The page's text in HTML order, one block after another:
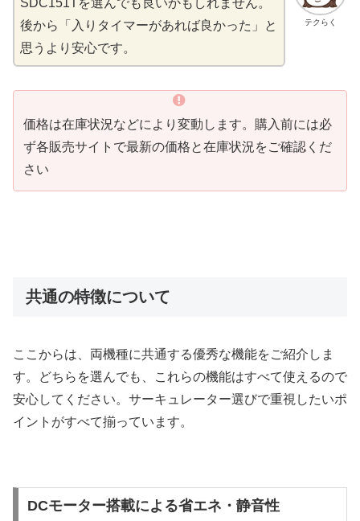
テクらく
SDC151Tを選んでも良いかもしれません。
後から「入りタイマーがあれば良かった」と
思うより安心です。
価格は在庫状況などにより変動します。購入前には必
ず各販売サイトで最新の価格と在庫状況をご確認くだ
さい
共通の特徴について
ここからは、両機種に共通する優秀な機能をご紹介しま
す。どちらを選んでも、これらの機能はすべて使えるので
安心してください。サーキュレーター選びで重視したいポ
イントがすべて揃っています。
DCモーター搭載による省エネ・静音性